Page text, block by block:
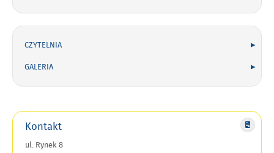
CZYTELNIA
GALERIA
Kontakt
ul. Rynek 8